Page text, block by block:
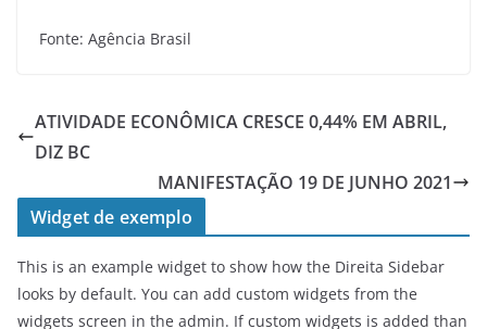
Fonte: Agência Brasil
ATIVIDADE ECONÔMICA CRESCE 0,44% EM ABRIL,
DIZ BC
MANIFESTAÇÃO 19 DE JUNHO 2021
Widget de exemplo
This is an example widget to show how the Direita Sidebar
looks by default. You can add custom widgets from the
widgets screen in the admin. If custom widgets is added than